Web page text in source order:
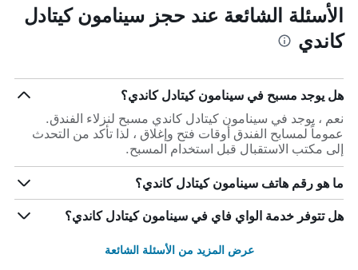
الأسئلة الشائعة عند حجز سينامون كيتادل
كاندي
هل يوجد مسبح في سينامون كيتادل كاندي؟
نعم ، يوجد في سينامون كيتادل كاندي مسبح لنزلاء الفندق.
عموماً لمسابح الفندق أوقات فتح وإغلاق ، لذا تأكد من التحدث
إلى مكتب الاستقبال قبل استخدام المسبح.
ما هو رقم هاتف سينامون كيتادل كاندي؟
هل تتوفر خدمة الواي فاي في سينامون كيتادل كاندي؟
عرض المزيد من الأسئلة الشائعة